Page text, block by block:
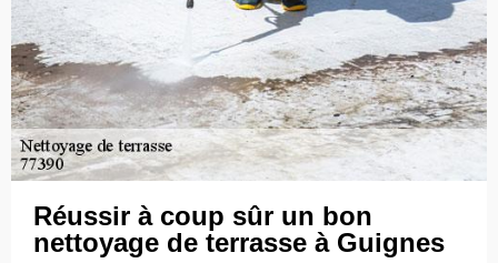
Réussir à coup sûr un bon
nettoyage de terrasse à Guignes